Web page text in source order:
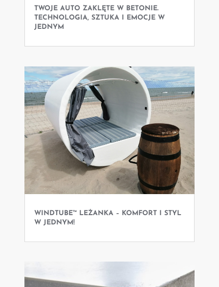
TWOJE AUTO ZAKLĘTE W BETONIE.
TECHNOLOGIA, SZTUKA I EMOCJE W
JEDNYM
WINDTUBE™ LEŻANKA – KOMFORT I STYL
W JEDNYM!